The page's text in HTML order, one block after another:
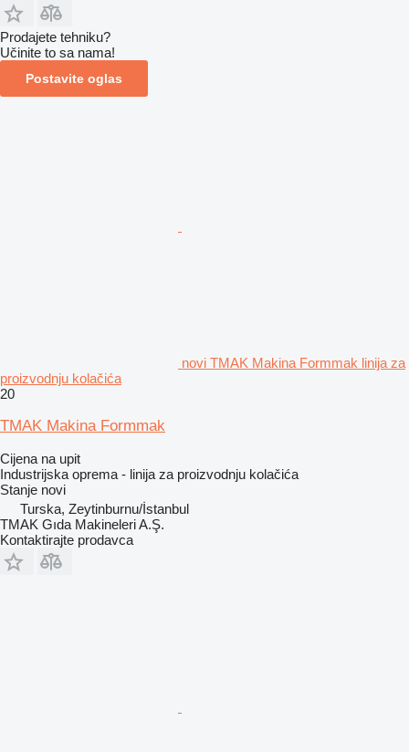
Prodajete tehniku?
Učinite to sa nama!
Postavite oglas
novi TMAK Makina Formmak linija za
proizvodnju kolačića
20
TMAK Makina Formmak
Cijena na upit
Industrijska oprema - linija za proizvodnju kolačića
Stanje novi
Turska, Zeytinburnu/İstanbul
TMAK Gıda Makineleri A.Ş.
Kontaktirajte prodavca